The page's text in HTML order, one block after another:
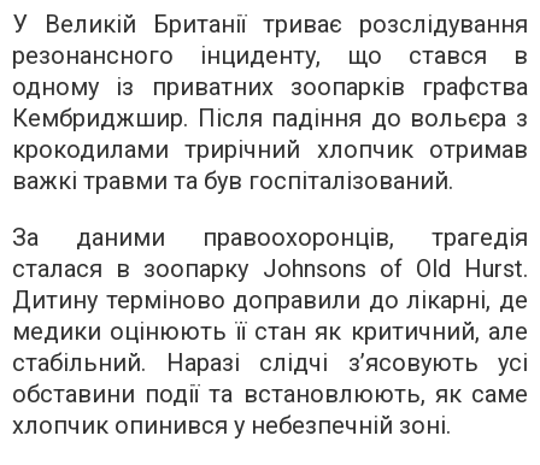
У Великій Британії триває розслідування
резонансного інциденту, що стався в
одному із приватних зоопарків графства
Кембриджшир. Після падіння до вольєра з
крокодилами трирічний хлопчик отримав
важкі травми та був госпіталізований.
За даними правоохоронців, трагедія
сталася в зоопарку Johnsons of Old Hurst.
Дитину терміново доправили до лікарні, де
медики оцінюють її стан як критичний, але
стабільний. Наразі слідчі з’ясовують усі
обставини події та встановлюють, як саме
хлопчик опинився у небезпечній зоні.